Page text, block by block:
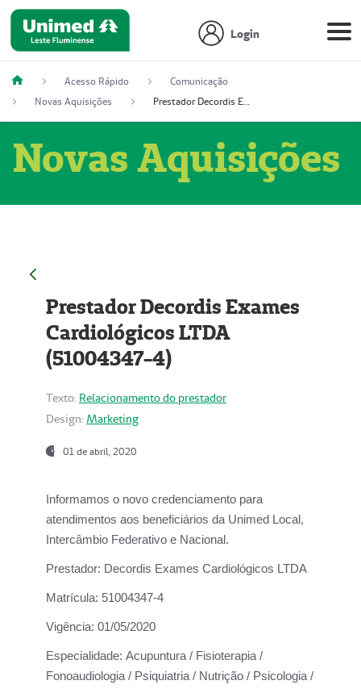
Login
Acesso Rápido
Comunicação
Novas Aquisições
Prestador Decordis Exames Cardiológicos LTDA (51004347-4)
Novas Aquisições
Prestador Decordis Exames
Cardiológicos LTDA
(51004347-4)
Texto: Relacionamento do prestador
Design: Marketing
01 de abril, 2020
Informamos o novo credenciamento para
atendimentos aos beneficiários da Unimed Local,
Intercâmbio Federativo e Nacional.
Prestador: Decordis Exames Cardiológicos LTDA
Matrícula: 51004347-4
Vigência: 01/05/2020
Especialidade: Acupuntura / Fisioterapia /
Fonoaudiologia / Psiquiatria / Nutrição / Psicologia /